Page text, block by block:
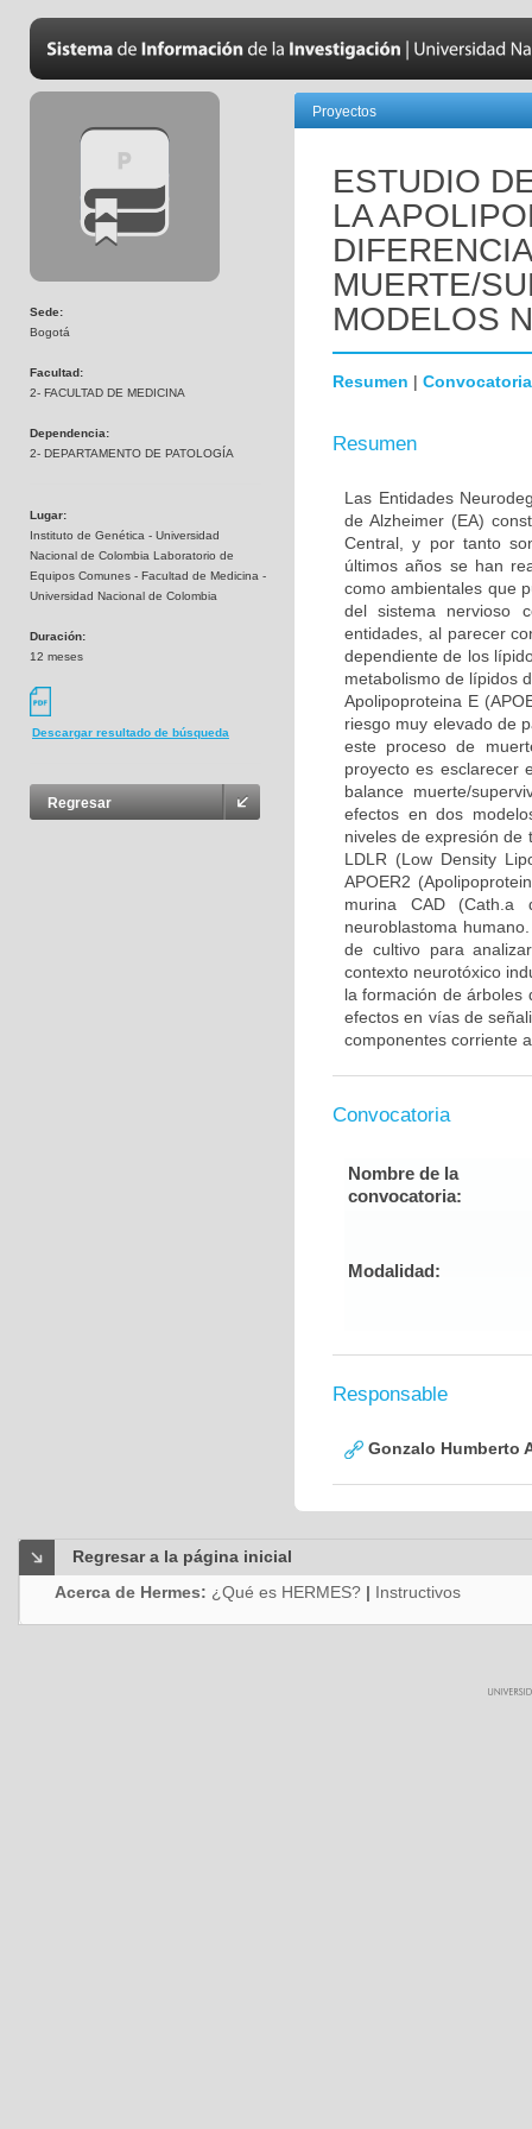
Sede:
Bogotá
Facultad:
2- FACULTAD DE MEDICINA
Dependencia:
2- DEPARTAMENTO DE PATOLOGÍA
Lugar:
Instituto de Genética - Universidad
Nacional de Colombia Laboratorio de
Equipos Comunes - Facultad de Medicina -
Universidad Nacional de Colombia
Duración:
12 meses
Descargar resultado de búsqueda
Regresar
Proyectos
ESTUDIO
LA
MUERTE/
MODELOS
Resumen | Convocatoria
Resumen
Las Entidades
de Alzheimer (EA)
Central, y por tanto
últimos años se han
como ambientales que
del sistema nervioso
entidades, al parecer
dependiente de los
metabolismo de lípidos
Apolipoproteina E
riesgo muy elevado de
este proceso de
proyecto es esclarecer
balance muerte/
efectos en dos
niveles de expresión de
LDLR (Low Density
APOER2
murina CAD (Cath.a
neuroblastoma
de cultivo para
contexto neurotóxico
la formación de árboles
efectos en vías de
componentes corriente
Convocatoria
Nombre de la
convocatoria:
Modalidad:
Responsable
Gonzalo Humberto
Regresar a la página inicial
Acerca de Hermes: ¿Qué es HERMES? | Instructivos